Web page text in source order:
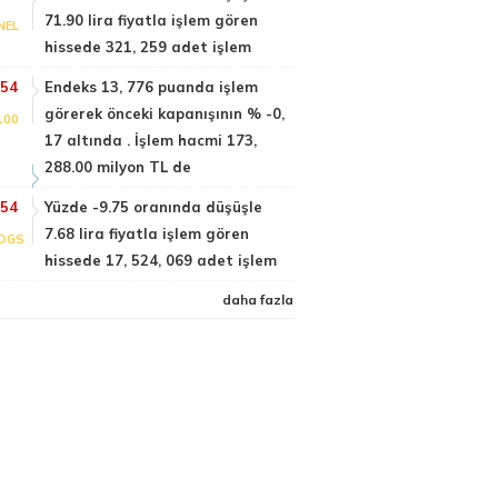
71.90 lira fiyatla işlem gören
hissede 321, 259 adet işlem
Endeks 13, 776 puanda işlem
görerek önceki kapanışının % -0,
17 altında . İşlem hacmi 173,
288.00 milyon TL de
Yüzde -9.75 oranında düşüşle
7.68 lira fiyatla işlem gören
hissede 17, 524, 069 adet işlem
daha fazla